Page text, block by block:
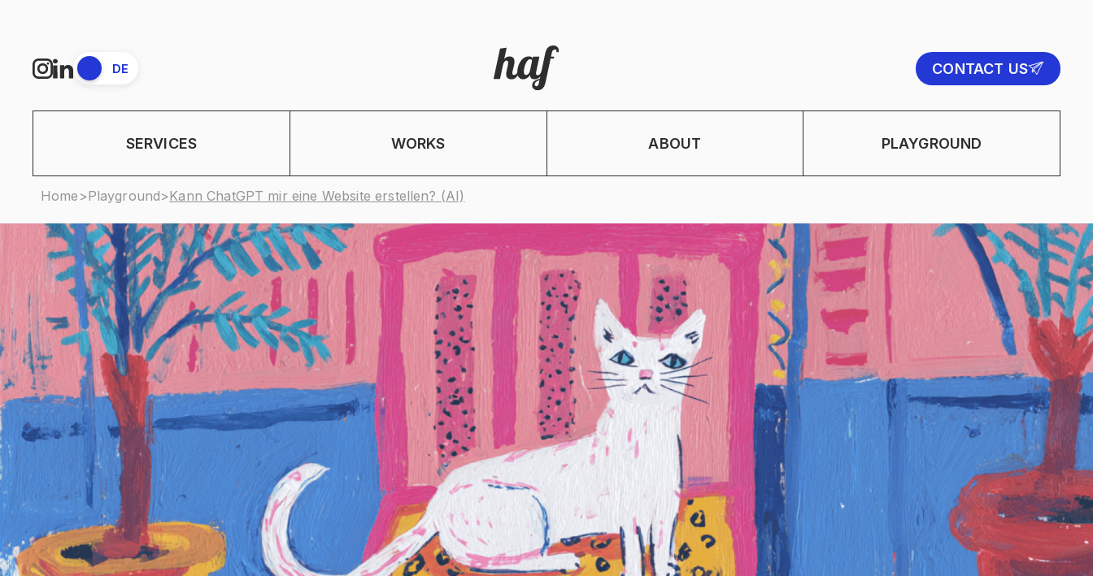
DE CONTACT US
SERVICES WORKS ABOUT PLAYGROUND
Home >Playground>Kann ChatGPT mir eine Website erstellen? (AI)